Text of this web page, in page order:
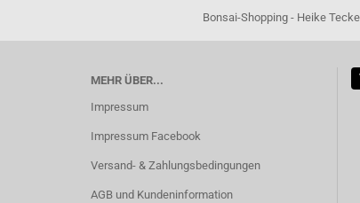
Bonsai-Shopping - Heike Teckenbrock - In der
MEHR ÜBER...
Impressum
Impressum Facebook
Versand- & Zahlungsbedingungen
AGB und Kundeninformation